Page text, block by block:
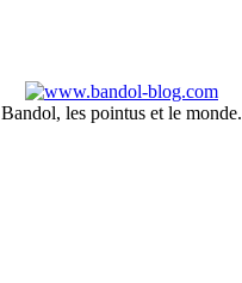
Bandol, les pointus et le monde.